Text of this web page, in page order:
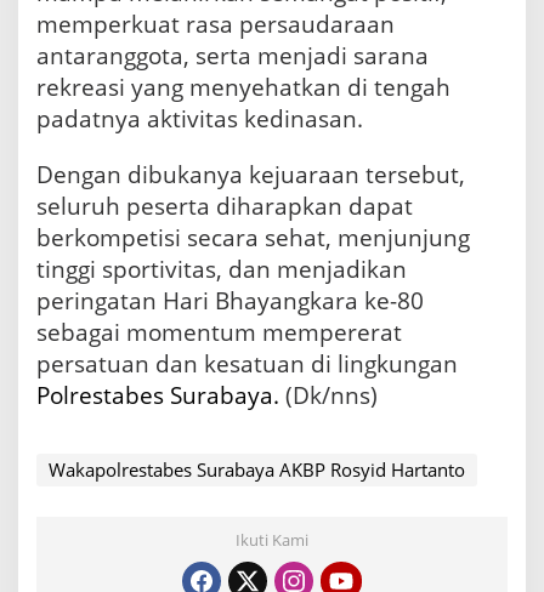
memperkuat rasa persaudaraan
antaranggota, serta menjadi sarana
rekreasi yang menyehatkan di tengah
padatnya aktivitas kedinasan.
Dengan dibukanya kejuaraan tersebut,
seluruh peserta diharapkan dapat
berkompetisi secara sehat, menjunjung
tinggi sportivitas, dan menjadikan
peringatan Hari Bhayangkara ke-80
sebagai momentum mempererat
persatuan dan kesatuan di lingkungan
Polrestabes Surabaya. (Dk/nns)
Wakapolrestabes Surabaya AKBP Rosyid Hartanto
Ikuti Kami